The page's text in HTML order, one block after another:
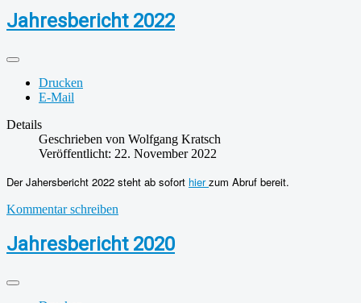
Jahresbericht 2022
Drucken
E-Mail
Details
Geschrieben von Wolfgang Kratsch
Veröffentlicht: 22. November 2022
Der Jahersbericht 2022 steht ab sofort hier zum Abruf bereit.
Kommentar schreiben
Jahresbericht 2020